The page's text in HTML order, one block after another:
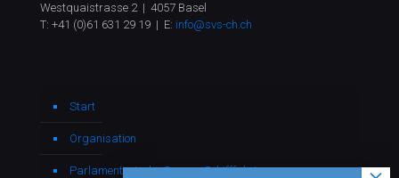
Westquaistrasse 2 | 4057 Basel
T: +41 (0)61 631 29 19 | E: info@svs-ch.ch
Start
Organisation
Parlamentarische Gruppe Schifffahrt